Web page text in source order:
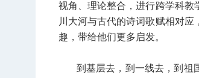
视角、理论整合，进行跨学科
川大河与古代的诗词歌赋相对
趣，带给他们更多启发。
到基层去，到一线去，到祖